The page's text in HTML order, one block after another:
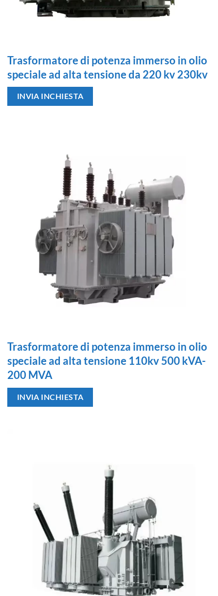
Trasformatore di potenza immerso in olio
speciale ad alta tensione da 220 kv 230kv
INVIA INCHIESTA
Trasformatore di potenza immerso in olio
speciale ad alta tensione 110kv 500 kVA-
200 MVA
INVIA INCHIESTA